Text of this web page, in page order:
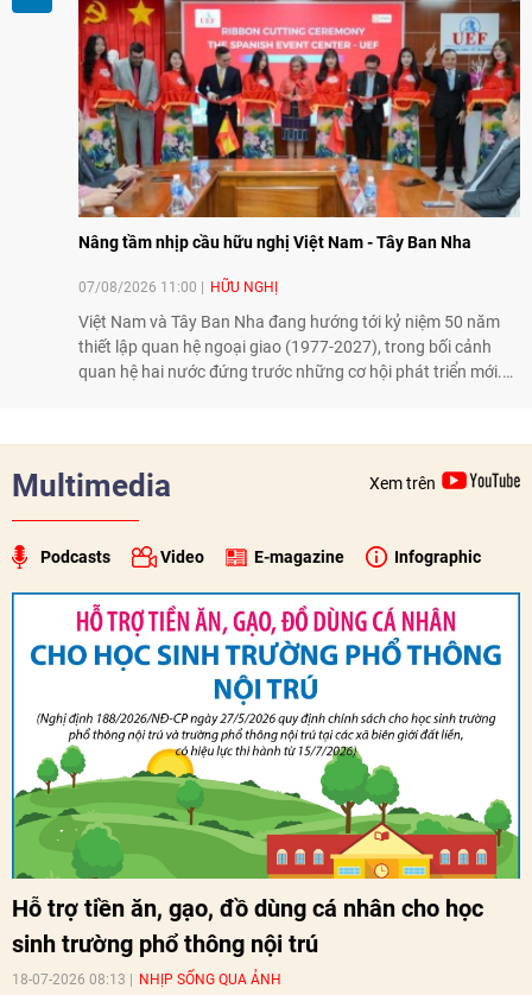
Nâng tầm nhịp cầu hữu nghị Việt Nam - Tây Ban Nha
07/08/2026 11:00 HỮU NGHỊ
Việt Nam và Tây Ban Nha đang hướng tới kỷ niệm 50 năm
thiết lập quan hệ ngoại giao (1977-2027), trong bối cảnh
quan hệ hai nước đứng trước những cơ hội phát triển mới.
xã hội, tăng cường hiểu biết, tin cậy và gắn bó giữa nhân
dân hai nước.
Multimedia Xem trên
Podcasts Video E-magazine Infographic
Hỗ trợ tiền ăn, gạo, đồ dùng cá nhân cho học
sinh trường phổ thông nội trú
18-07-2026 08:13 NHỊP SỐNG QUA ẢNH